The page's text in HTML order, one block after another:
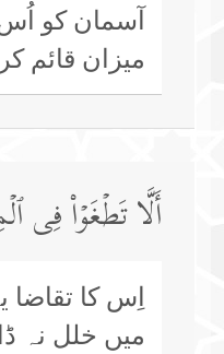
آسمان کو اُس
میزان قائم
أَلَّا تَطۡغَوۡا۟ فِی
اِس کا تقاضا
میں خلل نہ